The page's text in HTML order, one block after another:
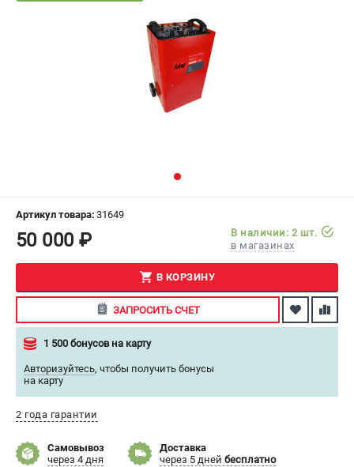
СЕРВИС
МАГАЗИНЫ
ВХОД ИЛИ РЕГИСТРАЦИЯ
ПОДДЕРЖКА
Сервисный центр
Как нас найти
ИНФОРМАЦИЯ
Юридическая информация
Пользовательское соглашение
Артикул товара: 31649
50 000 ₽
В наличии: 2 шт.
в магазинах
В КОРЗИНУ
ЗАПРОСИТЬ СЧЕТ
1 500 бонусов на карту
Авторизуйтесь, чтобы получить бонусы
на карту
2 года гарантии
Самовывоз
через 4 дня
Доставка
через 5 дней бесплатно